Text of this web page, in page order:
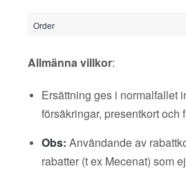
Order
Allmänna villkor:
Ersättning ges i normalfallet
försäkringar, presentkort och
Obs: Användande av
rabatter (t ex Mecenat) som